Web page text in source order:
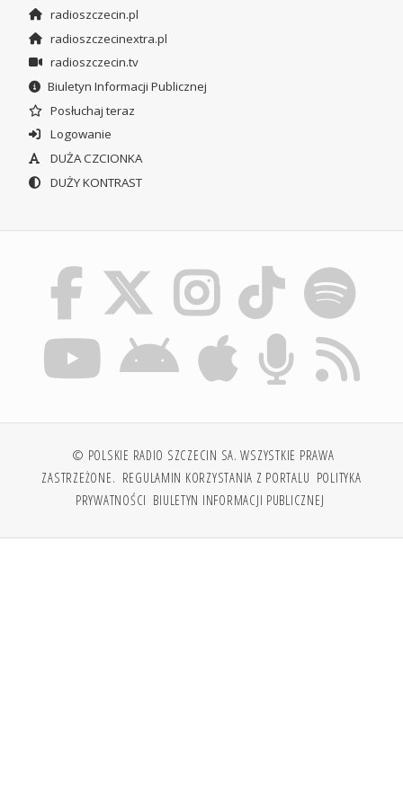
radioszczecin.pl
radioszczecinextra.pl
radioszczecin.tv
Biuletyn Informacji Publicznej
Posłuchaj teraz
Logowanie
DUŻA CZCIONKA
DUŻY KONTRAST
© POLSKIE RADIO SZCZECIN SA. WSZYSTKIE PRAWA
ZASTRZEŻONE. REGULAMIN KORZYSTANIA Z PORTALU POLITYKA
PRYWATNOŚCI BIULETYN INFORMACJI PUBLICZNEJ